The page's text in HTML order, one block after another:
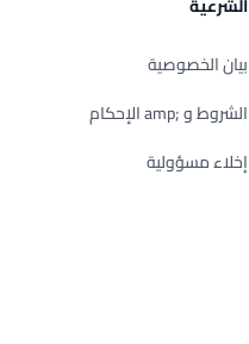
بيان الخصوصية
الشروط و ;amp الإحكام
إخلاء مسؤولية